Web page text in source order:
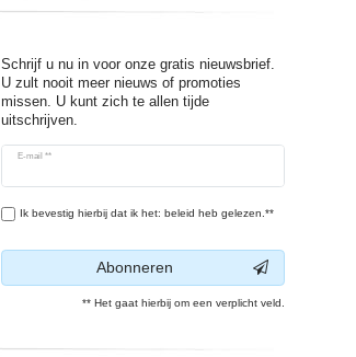
Schrijf u nu in voor onze gratis nieuwsbrief.
U zult nooit meer nieuws of promoties
missen. U kunt zich te allen tijde
uitschrijven.
E-mail **
Ceres::Template.newsletterHoneypotLabel
Ik bevestig hierbij dat ik het: beleid heb gelezen.**
Abonneren
** Het gaat hierbij om een verplicht veld.